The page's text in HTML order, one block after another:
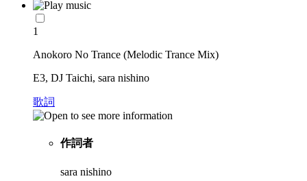
1
Anokoro No Trance (Melodic Trance Mix)
E3, DJ Taichi, sara nishino
歌詞
作詞者
sara nishino